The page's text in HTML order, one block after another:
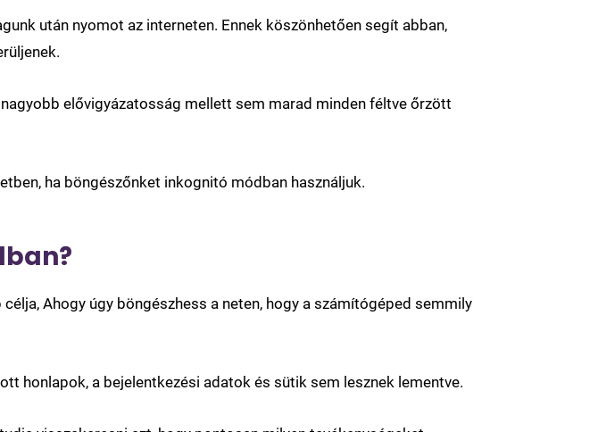
után nyomot az interneten. Ennek köszönhetően segít abban,
elővigyázatosság mellett sem marad minden féltve őrzött
ha böngészőnket inkognitó módban használjuk.
Ahogy úgy böngészhess a neten, hogy a számítógéped semmily
honlapok, a bejelentkezési adatok és sütik sem lesznek lementve.